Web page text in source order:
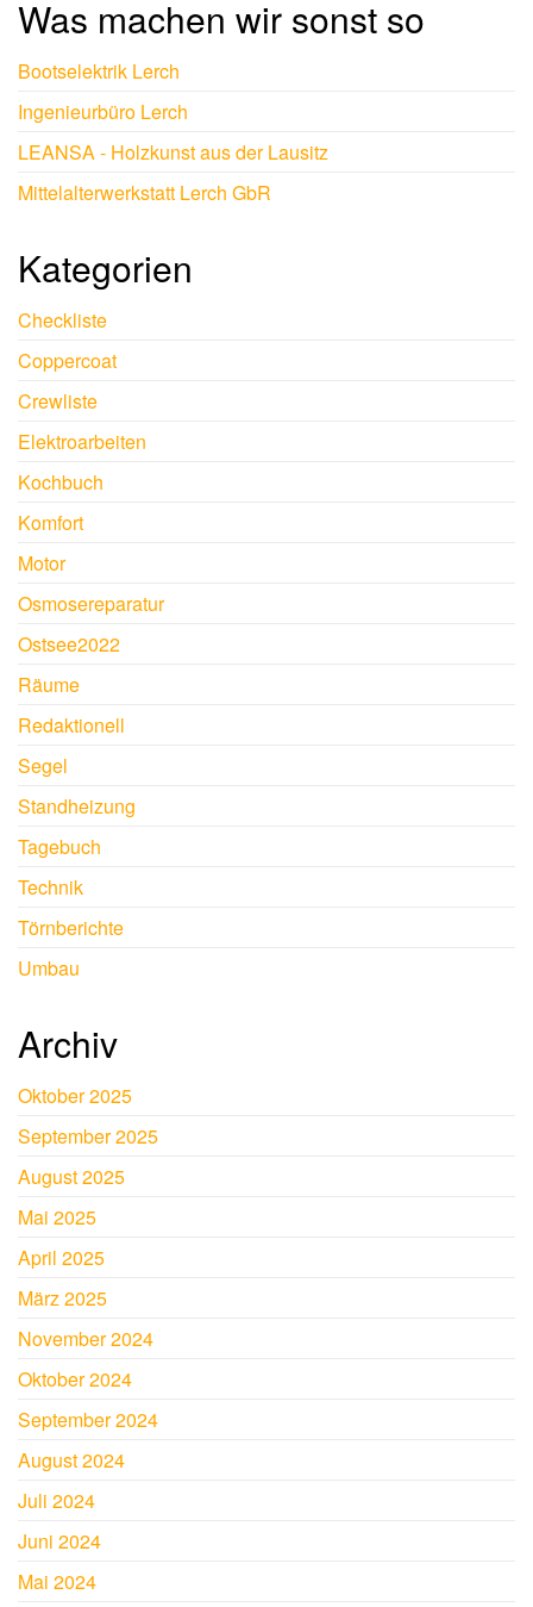
Was machen wir sonst so
Bootselektrik Lerch
Ingenieurbüro Lerch
LEANSA - Holzkunst aus der Lausitz
Mittelalterwerkstatt Lerch GbR
Kategorien
Checkliste
Coppercoat
Crewliste
Elektroarbeiten
Kochbuch
Komfort
Motor
Osmosereparatur
Ostsee2022
Räume
Redaktionell
Segel
Standheizung
Tagebuch
Technik
Törnberichte
Umbau
Archiv
Oktober 2025
September 2025
August 2025
Mai 2025
April 2025
März 2025
November 2024
Oktober 2024
September 2024
August 2024
Juli 2024
Juni 2024
Mai 2024